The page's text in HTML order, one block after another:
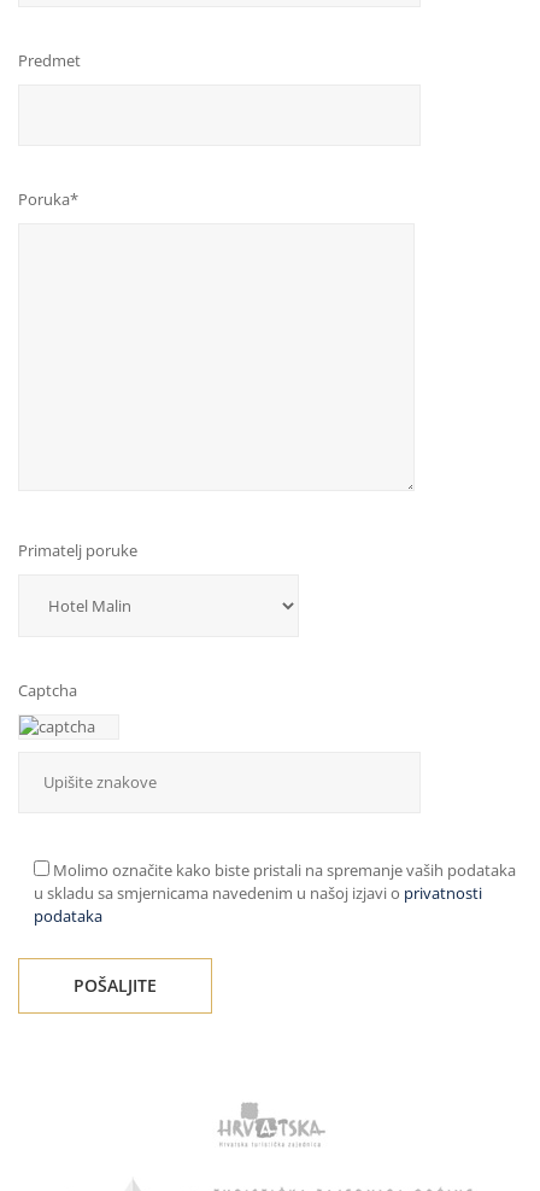
Predmet
Poruka*
Primatelj poruke
Captcha
Molimo označite kako biste pristali na spremanje vaših podataka
u skladu sa smjernicama navedenim u našoj izjavi o privatnosti
podataka